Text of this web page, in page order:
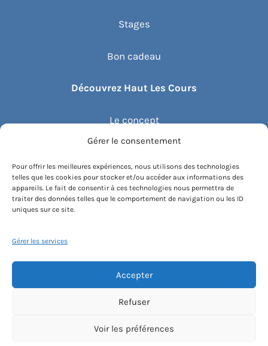
Gérer le consentement
Pour offrir les meilleures expériences, nous utilisons des technologies
telles que les cookies pour stocker et/ou accéder aux informations des
appareils. Le fait de consentir à ces technologies nous permettra de
traiter des données telles que le comportement de navigation ou les ID
uniques sur ce site.
Gérer les services
Accepter
Refuser
Voir les préférences
Stages
Bon cadeau
Découvrez Haut Les Cours
Le concept
Blog
Conditions générales de vente
Mentions légales
Politique de cookies